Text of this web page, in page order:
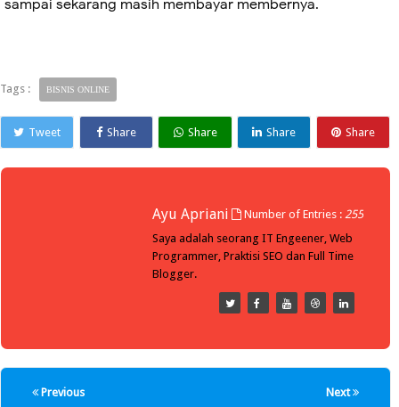
sampai sekarang masih membayar membernya.
Tags : BISNIS ONLINE
Tweet Share Share Share Share
Ayu Apriani Number of Entries :255
Saya adalah seorang IT Engeener, Web
Programmer, Praktisi SEO dan Full Time
Blogger.
Next
Previous